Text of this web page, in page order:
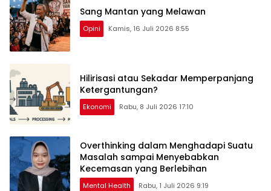
Sang Mantan yang Melawan
Opini Kamis, 16 Juli 2026 8:55
Hilirisasi atau Sekadar Memperpanjang
Ketergantungan?
Ekonomi Rabu, 8 Juli 2026 17:10
Overthinking dalam Menghadapi Suatu
Masalah sampai Menyebabkan
Kecemasan yang Berlebihan
Mental Health Rabu, 1 Juli 2026 9:19